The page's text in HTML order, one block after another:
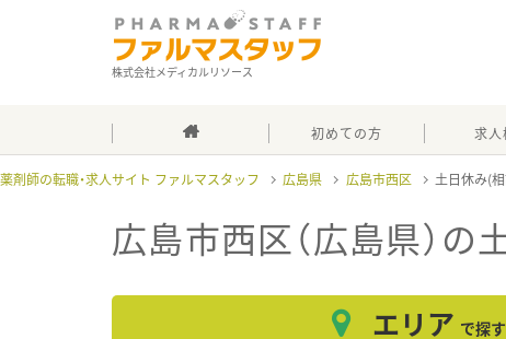
株式会社メディカルリソース
初めての方 求人
薬剤師の転職・求人サイト ファルマスタッフ 広島県 広島市西区 土日休み(
広島市西区（広島県）
エリア で探す